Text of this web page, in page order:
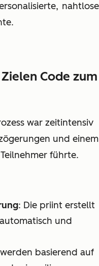
nahtlose
Code zum
war zeitintensiv
und einem
führte.
: Die priint erstellt
und
basierend auf